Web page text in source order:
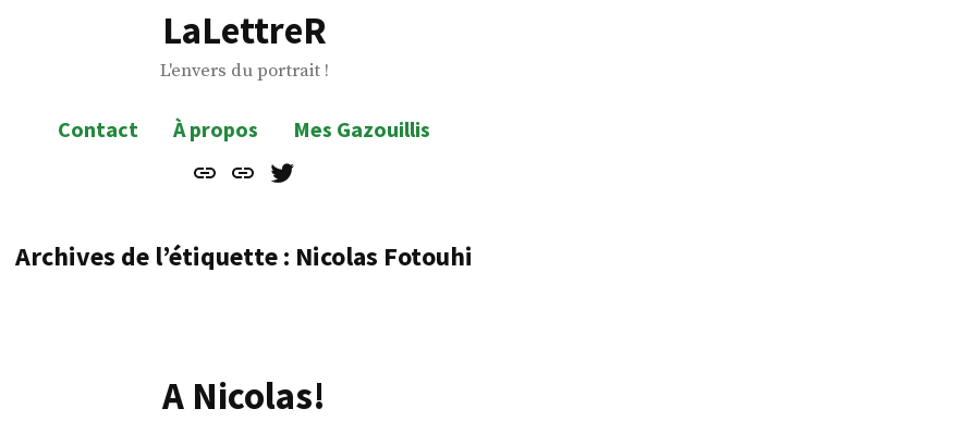
LaLettreR
L'envers du portrait !
Contact À propos
Mes Gazouillis
Contact
À
Mes
Archives de l’étiquette : Nicolas Fotouhi
A Nicolas!